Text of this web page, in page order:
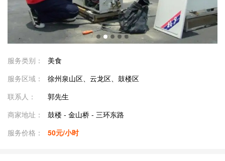
服务类别：
美食
服务区域：
徐州泉山区、云龙区、鼓楼区
联系人：
郭先生
商家地址：
鼓楼 - 金山桥 - 三环东路
服务价格：
50元/小时